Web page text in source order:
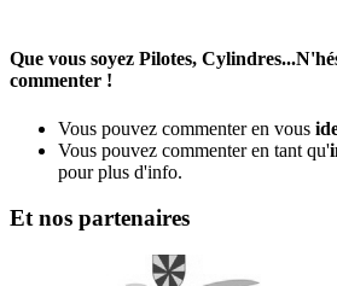
Que vous soyez Pilotes,
commenter !
Vous pouvez commenter en vous
Vous pouvez commenter en tant qu'
pour plus d'info.
Et nos partenaires